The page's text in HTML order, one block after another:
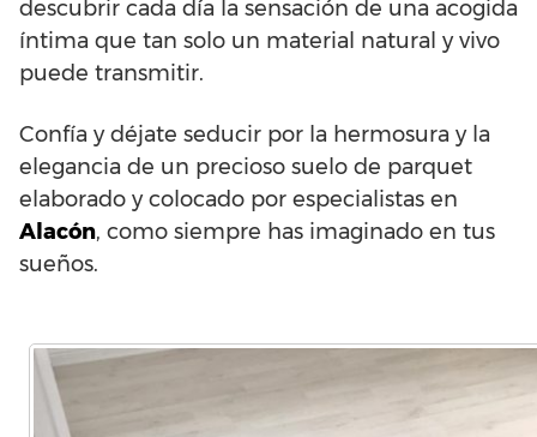
descubrir cada día la sensación de una acogida
íntima que tan solo un material natural y vivo
puede transmitir.
Confía y déjate seducir por la hermosura y la
elegancia de un precioso suelo de parquet
elaborado y colocado por especialistas en
Alacón, como siempre has imaginado en tus
sueños.